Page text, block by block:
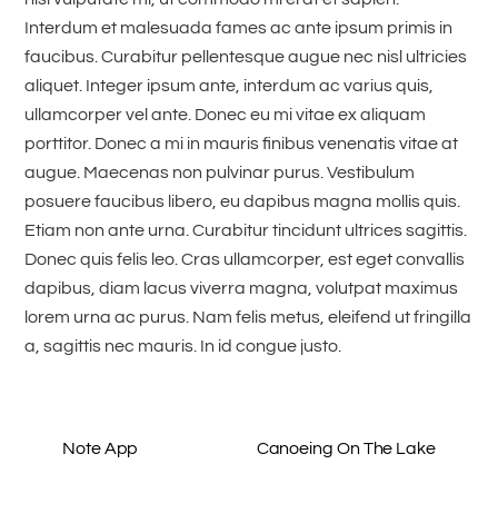
Interdum et malesuada fames ac ante ipsum primis in
faucibus. Curabitur pellentesque augue nec nisl ultricies
aliquet. Integer ipsum ante, interdum ac varius quis,
ullamcorper vel ante. Donec eu mi vitae ex aliquam
porttitor. Donec a mi in mauris finibus venenatis vitae at
augue. Maecenas non pulvinar purus. Vestibulum
posuere faucibus libero, eu dapibus magna mollis quis.
Etiam non ante urna. Curabitur tincidunt ultrices sagittis.
Donec quis felis leo. Cras ullamcorper, est eget convallis
dapibus, diam lacus viverra magna, volutpat maximus
lorem urna ac purus. Nam felis metus, eleifend ut fringilla
a, sagittis nec mauris. In id congue justo.
Note App Canoeing On The Lake